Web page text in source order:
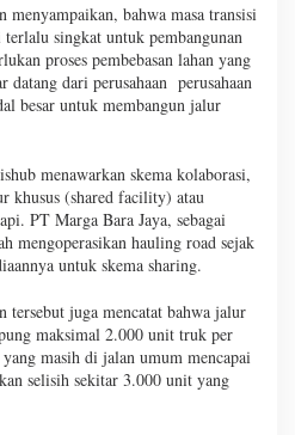
menyampaikan, bahwa masa transisi
singkat untuk pembangunan
proses pembebasan lahan yang
datang dari perusahaan perusahaan
besar untuk membangun jalur
menawarkan skema kolaborasi,
khusus (shared facility) atau
PT Marga Bara Jaya, sebagai
mengoperasikan hauling road sejak
untuk skema sharing.
tersebut juga mencatat bahwa jalur
maksimal 2.000 unit truk per
masih di jalan umum mencapai
selisih sekitar 3.000 unit yang